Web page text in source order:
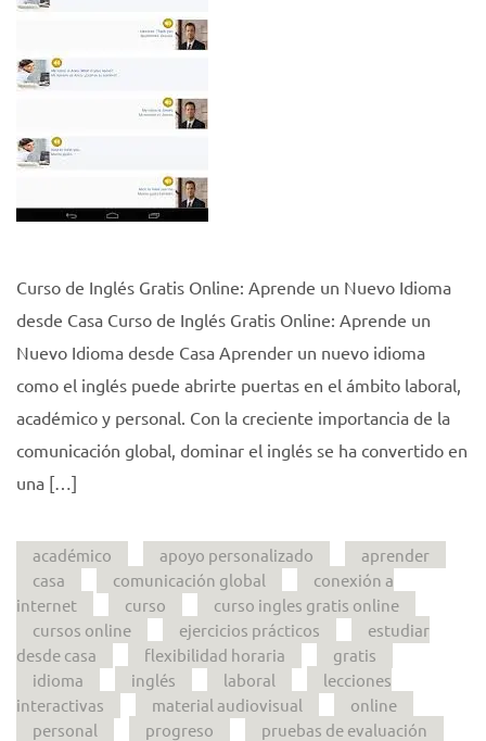
Curso de Inglés Gratis Online: Aprende un Nuevo Idioma
desde Casa Curso de Inglés Gratis Online: Aprende un
Nuevo Idioma desde Casa Aprender un nuevo idioma
como el inglés puede abrirte puertas en el ámbito laboral,
académico y personal. Con la creciente importancia de la
comunicación global, dominar el inglés se ha convertido en
una […]
académico apoyo personalizado
aprender
casa
comunicación global
conexión a
internet
curso
curso ingles gratis online
cursos online
ejercicios prácticos
estudiar
desde casa
flexibilidad horaria
gratis
idioma
inglés laboral
lecciones
interactivas
material audiovisual
online
personal
progreso
pruebas de evaluación